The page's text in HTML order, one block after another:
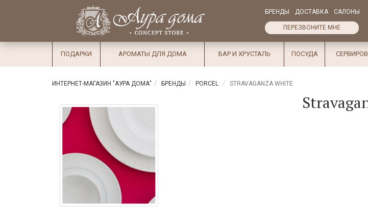
Избранное
×
СалоныДоставка
Оплата
Подарки
Ароматы
БРЕНДЫ ДОСТАВКА САЛОНЫ
ПЕРЕЗВОНИТЕ МНЕ
ПОДАРКИ АРОМАТЫ ДЛЯ ДОМА БАР И ХРУСТАЛЬ ПОСУДА
ИНТЕРНЕТ-МАГАЗИН "АУРА ДОМА" БРЕНДЫ PORCEL STRAVAGANZA WHITE